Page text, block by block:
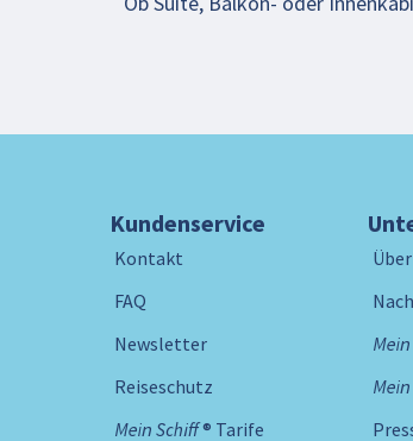
Kundenservice
Kontakt
FAQ
Newsletter
Reiseschutz
Mein Schiff ® Tarife